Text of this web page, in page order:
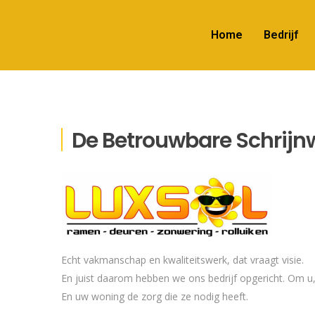
Home Bedrijf
De Betrouwbare
Echt vakmanschap en kwaliteitswerk, dat vraagt visie.
En juist daarom hebben we ons bedrijf opgericht. Om
En uw woning de zorg die ze nodig heeft.